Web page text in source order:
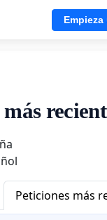
Peticiones más